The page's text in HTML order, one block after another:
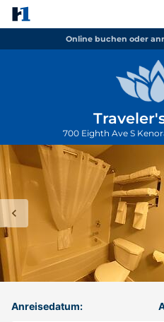
Online buchen oder
700 Eighth Ave S
Anreisedatum: